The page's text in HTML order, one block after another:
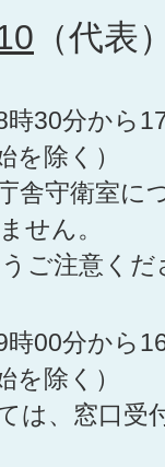
（代表
30分から
を除く）
舎守衛室に
せん。
ご注意くだ
00分から
を除く）
は、窓口受